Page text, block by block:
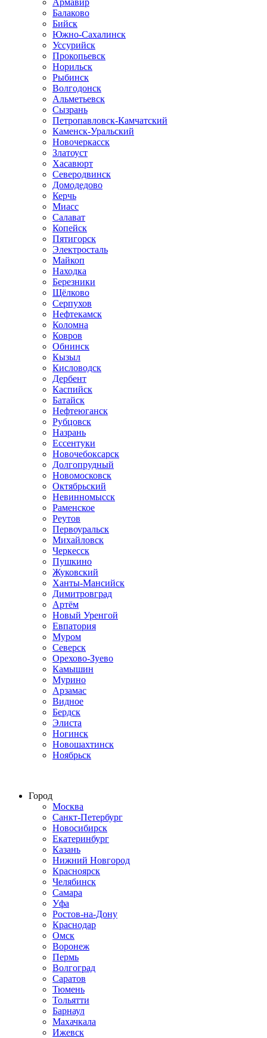
Армавир
Балаково
Бийск
Южно-Сахалинск
Уссурийск
Прокопьевск
Норильск
Рыбинск
Волгодонск
Альметьевск
Сызрань
Петропавловск-Камчатский
Каменск-Уральский
Новочеркасск
Златоуст
Хасавюрт
Северодвинск
Домодедово
Керчь
Миасс
Салават
Копейск
Пятигорск
Электросталь
Майкоп
Находка
Березники
Щёлково
Серпухов
Нефтекамск
Коломна
Ковров
Обнинск
Кызыл
Кисловодск
Дербент
Каспийск
Батайск
Нефтеюганск
Рубцовск
Назрань
Ессентуки
Новочебоксарск
Долгопрудный
Новомосковск
Октябрьский
Невинномысск
Раменское
Реутов
Первоуральск
Михайловск
Черкесск
Пушкино
Жуковский
Ханты-Мансийск
Димитровград
Артём
Новый Уренгой
Евпатория
Муром
Северск
Орехово-Зуево
Камышин
Мурино
Арзамас
Видное
Бердск
Элиста
Ногинск
Новошахтинск
Ноябрьск
Город
Москва
Санкт-Петербург
Новосибирск
Екатеринбург
Казань
Нижний Новгород
Красноярск
Челябинск
Самара
Уфа
Ростов-на-Дону
Краснодар
Омск
Воронеж
Пермь
Волгоград
Саратов
Тюмень
Тольятти
Барнаул
Махачкала
Ижевск